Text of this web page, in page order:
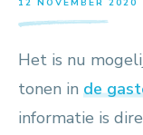
12 NOVEMBER 2020
Het is nu
tonen in de
informatie is